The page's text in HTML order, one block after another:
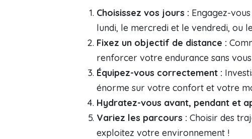
Choisissez vos jours : Engagez-
lundi, le mercredi et le vendredi, ou
Fixez un objectif de distance :
renforcer votre endurance sans
Équipez-vous correctement :
énorme sur votre confort et votre
Hydratez-vous avant, pendant et
Variez les parcours : Choisir des
exploitez votre environnement !